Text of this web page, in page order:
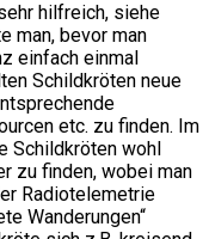
hilfreich, siehe
man, bevor man
einfach einmal
Schildkröten neue
etc. zu finden. Im
Schildkröten wohl
zu finden, wobei man
Radiotelemetrie
Wanderungen“